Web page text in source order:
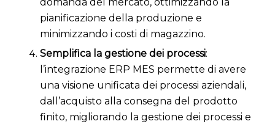
domanda del mercato, ottimizzando la
pianificazione della produzione e
minimizzando i costi di magazzino.
Semplifica la gestione dei processi:
l’integrazione ERP MES permette di avere
una visione unificata dei processi aziendali,
dall’acquisto alla consegna del prodotto
finito, migliorando la gestione dei processi e